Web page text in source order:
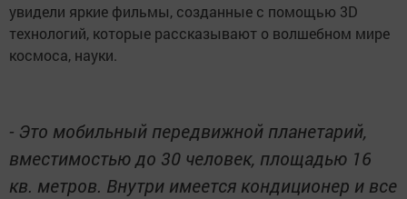
увидели яркие фильмы, созданные с помощью 3D
технологий, которые рассказывают о волшебном мире
космоса, науки.
- Это мобильный передвижной планетарий,
вместимостью до 30 человек, площадью 16
кв. метров. Внутри имеется кондиционер и все